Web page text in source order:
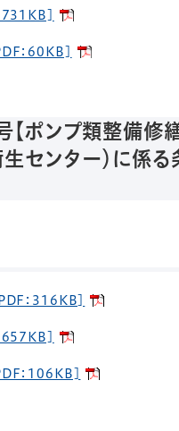
：60KB]
【ポンプ類整備修
センター）に係
：316KB]
：106KB]